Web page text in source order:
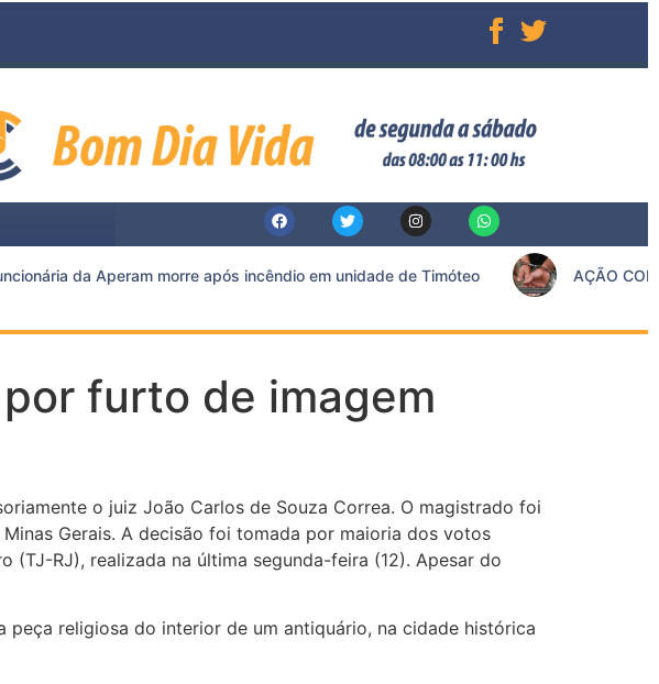
da Aperam morre após incêndio em unidade de Timóteo AÇÃO
furto de imagem
o juiz João Carlos de Souza Correa. O magistrado foi
Gerais. A decisão foi tomada por maioria dos votos
(TJ-RJ), realizada na última segunda-feira (12). Apesar do
religiosa do interior de um antiquário, na cidade histórica